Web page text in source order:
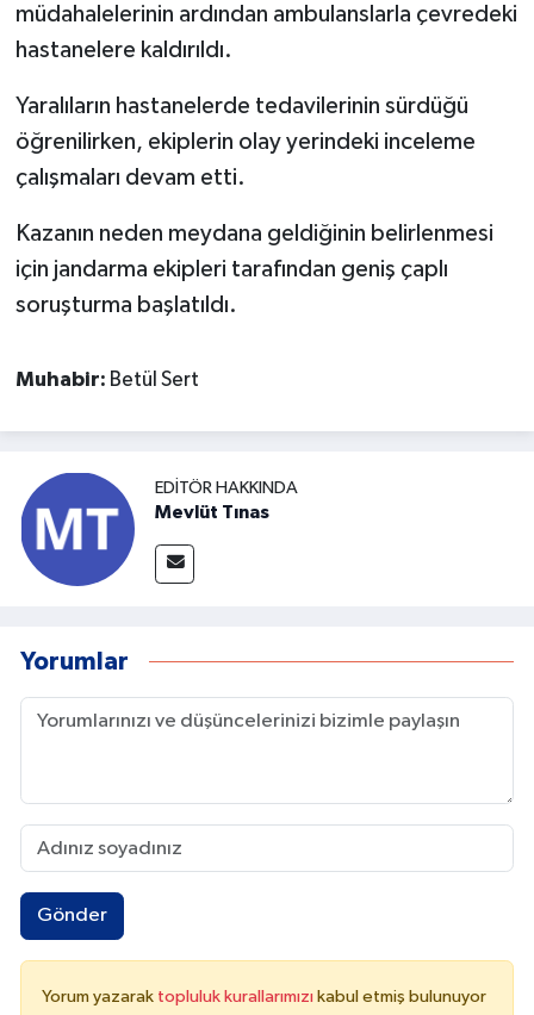
müdahalelerinin ardından ambulanslarla çevredeki
hastanelere kaldırıldı.
Yaralıların hastanelerde tedavilerinin sürdüğü
öğrenilirken, ekiplerin olay yerindeki inceleme
çalışmaları devam etti.
Kazanın neden meydana geldiğinin belirlenmesi
için jandarma ekipleri tarafından geniş çaplı
soruşturma başlatıldı.
Muhabir: Betül Sert
EDITÖR HAKKINDA
Mevlüt Tınas
Yorumlar
Gönder
Yorum yazarak topluluk kurallarımızı kabul etmiş bulunuyor